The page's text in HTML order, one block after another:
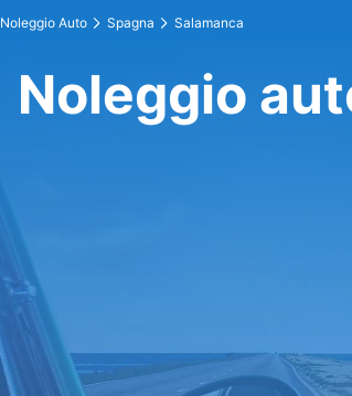
Noleggio Auto Spagna Salamanca
Noleggio